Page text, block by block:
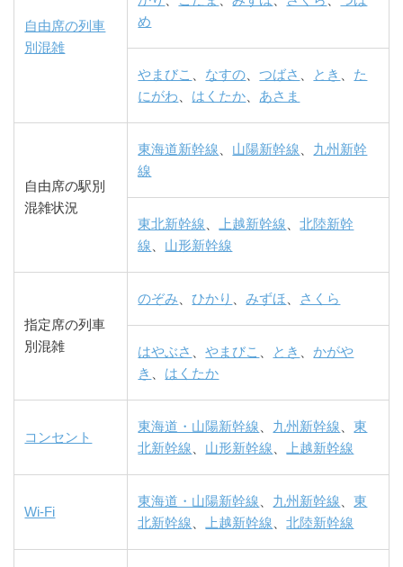
自由席の列車
別混雑
め
やまびこ なすの 、つばさ とき
た
にがわ
はくたか あさま
自由席の駅別
混雑状況
東海道新幹線 山陽新幹線
九州新幹
線
東北新幹線 上越新幹線 、北陸新幹
線
山形新幹線
指定席の列車
別混雑
のぞみ 、ひかり 、みずほ さくら
はやぶさ 、やまびこ とき
かがや
き
はくたか
コンセント
東海道・山陽新幹線 九州新幹線 、東
北新幹線
山形新幹線 上越新幹線
Wi-Fi
東海道・山陽新幹線 九州新幹線 、東
北新幹線
上越新幹線 、北陸新幹線